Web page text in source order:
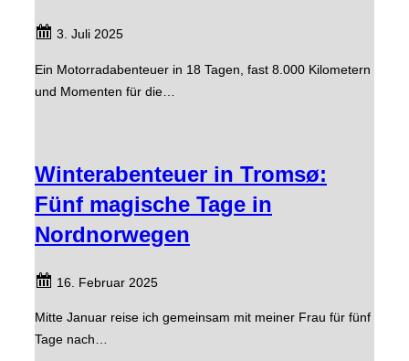
3. Juli 2025
Ein Motorradabenteuer in 18 Tagen, fast 8.000 Kilometern
und Momenten für die…
Winterabenteuer in Tromsø:
Fünf magische Tage in
Nordnorwegen
16. Februar 2025
Mitte Januar reise ich gemeinsam mit meiner Frau für fünf
Tage nach…